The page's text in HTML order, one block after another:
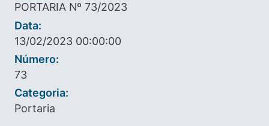
PORTARIA Nº 73/2023
Data:
13/02/2023 00:00:00
Número:
73
Categoria:
Portaria